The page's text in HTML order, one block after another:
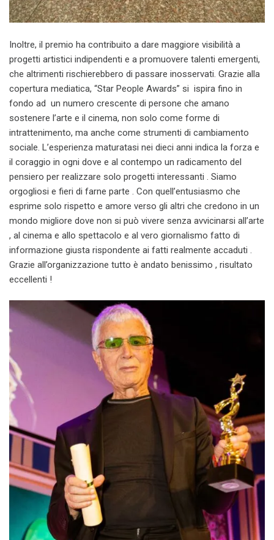
Inoltre, il premio ha contribuito a dare maggiore visibilità a
progetti artistici indipendenti e a promuovere talenti emergenti,
che altrimenti rischierebbero di passare inosservati. Grazie alla
copertura mediatica, “Star People Awards” si ispira fino in
fondo ad un numero crescente di persone che amano
sostenere l’arte e il cinema, non solo come forme di
intrattenimento, ma anche come strumenti di cambiamento
sociale. L’esperienza maturatasi nei dieci anni indica la forza e
il coraggio in ogni dove e al contempo un radicamento del
pensiero per realizzare solo progetti interessanti . Siamo
orgogliosi e fieri di farne parte . Con quell’entusiasmo che
esprime solo rispetto e amore verso gli altri che credono in un
mondo migliore dove non si può vivere senza avvicinarsi all’arte
, al cinema e allo spettacolo e al vero giornalismo fatto di
informazione giusta rispondente ai fatti realmente accaduti .
Grazie all’organizzazione tutto è andato benissimo , risultato
eccellenti !